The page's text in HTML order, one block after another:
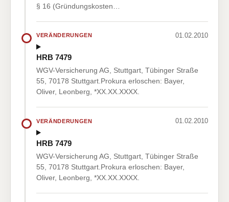
§ 16 (Gründungskosten…
VERÄNDERUNGEN 01.02.2010
HRB 7479
WGV-Versicherung AG, Stuttgart, Tübinger Straße
55, 70178 Stuttgart.Prokura erloschen: Bayer,
Oliver, Leonberg, *XX.XX.XXXX.
VERÄNDERUNGEN 01.02.2010
HRB 7479
WGV-Versicherung AG, Stuttgart, Tübinger Straße
55, 70178 Stuttgart.Prokura erloschen: Bayer,
Oliver, Leonberg, *XX.XX.XXXX.